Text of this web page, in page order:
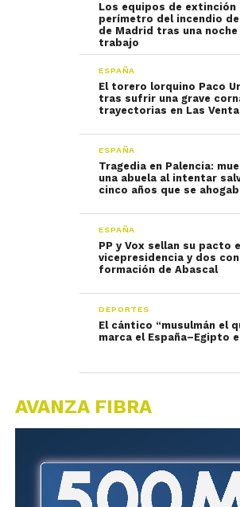
Los equipos de extinción
perímetro del incendio
de Madrid tras una
trabajo
ESPAÑA
El torero lorquino Paco
tras sufrir una grave
trayectorias en Las
ESPAÑA
Tragedia en Palencia:
una abuela al intentar
cinco años que se
ESPAÑA
PP y Vox sellan su pacto
vicepresidencia y dos
formación de Abascal
DEPORTES
El cántico “musulmán el
marca el España–Egipto
AVANZA FIBRA